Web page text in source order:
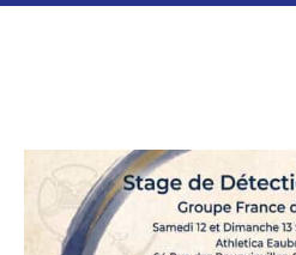
Les Escrimes
Boutique